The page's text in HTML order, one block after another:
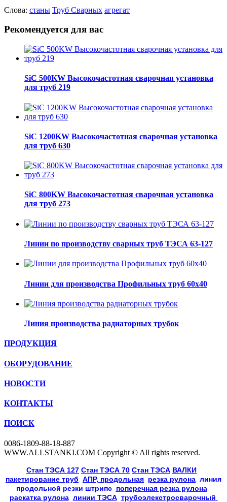
Слова: станы Труб Сварных агрегат
Рекомендуется для вас
SiC 500KW Высокочастотная сварочная установка
для труб 219
SiC 1200KW Высокочастотная сварочная установка
для труб 630
SiC 800KW Высокочастотная сварочная установка
для труб 273
Линии по производству сварных труб ТЭСА 63-127
Линии для производства Профильных труб 60х40
Линия производства радиаторных трубок
ПРОДУКЦИЯ
ОБОРУДОВАНИЕ
НОВОСТИ
КОНТАКТЫ
ПОИСК
0086-1809-88-18-887
WWW.ALLSTANKI.COM Copyright © All rights reserved.
Cтан ТЭСА 127 Cтан ТЭСА 70 Cтан ТЭСА ВАЛКИ
пакетирование труб АПР, продольная резка рулона линия
продольной резки штрипс, поперечная резка рулона
раскатка рулона, линии ТЭСА, трубоэлекстросварочный